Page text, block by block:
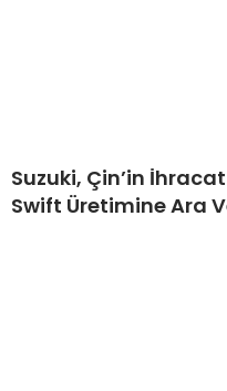
Suzuki, Çin’in
Swift Üretimine Ara